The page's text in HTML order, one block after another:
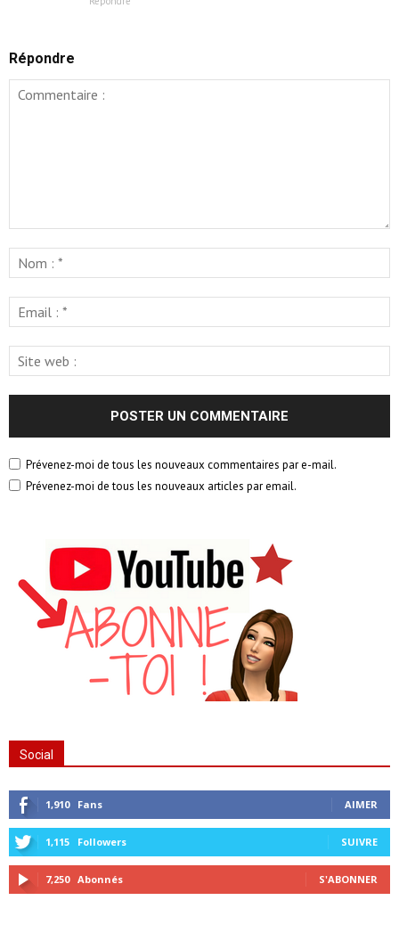
Répondre
Prévenez-moi de tous les nouveaux commentaires par e-mail.
Prévenez-moi de tous les nouveaux articles par email.
Social
1,910 Fans AIMER
1,115 Followers SUIVRE
7,250 Abonnés S'ABONNER